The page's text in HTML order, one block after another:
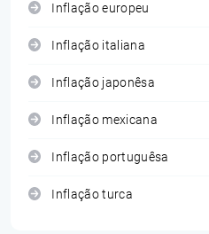
Inflação europeu
Inflação italiana
Inflação japonêsa
Inflação mexicana
Inflação portuguêsa
Inflação turca